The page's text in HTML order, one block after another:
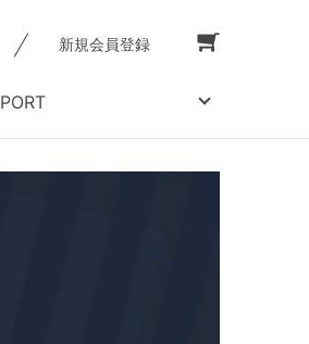
新規会員登録